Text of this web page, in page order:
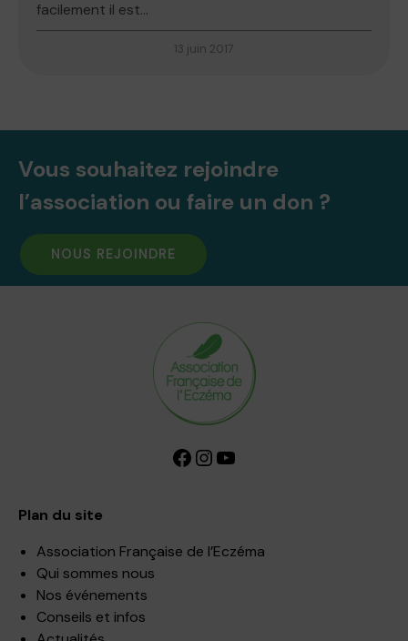
facilement il est...
13 juin 2017
Vous souhaitez rejoindre
l’association ou faire un don ?
NOUS REJOINDRE
Facebook InstagramYouTube
Plan du site
Association Française de l’Eczéma
Qui sommes nous
Nos événements
Conseils et infos